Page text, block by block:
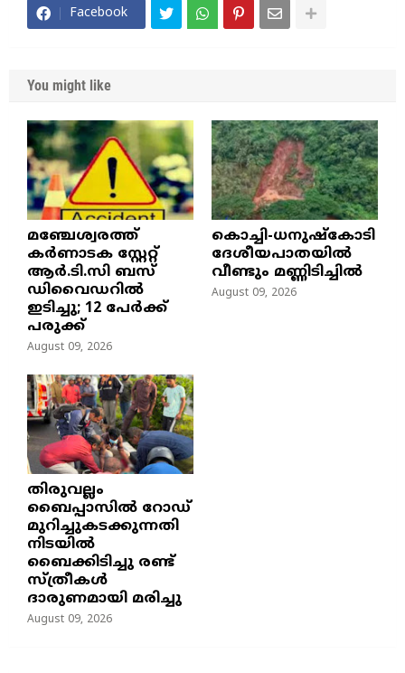
Facebook
You might like
മഞ്ചേശ്വരത്ത്
കര്‍ണാടക സ്റ്റേറ്റ്
ആര്‍.ടി.സി ബസ്
ഡിവൈഡറില്‍
ഇടിച്ചു; 12 പേര്‍ക്ക്
പരുക്ക്
August 09, 2026
കൊച്ചി-ധനുഷ്കോടി
ദേശീയപാതയിൽ
വീണ്ടും മണ്ണിടിച്ചിൽ
August 09, 2026
തിരുവല്ലം
ബൈപ്പാസില്‍ റോഡ്
മുറിച്ചുകടക്കുന്നതി
നിടയില്‍
ബൈക്കിടിച്ചു രണ്ട്
സ്ത്രീകള്‍
ദാരുണമായി മരിച്ചു
August 09, 2026